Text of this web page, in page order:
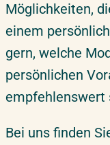
Möglichkeiten,
einem
gern, welche
persönlichen
empfehlenswert
Bei uns finden